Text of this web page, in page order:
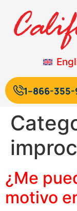
1--866-355-
¿Me
motivo